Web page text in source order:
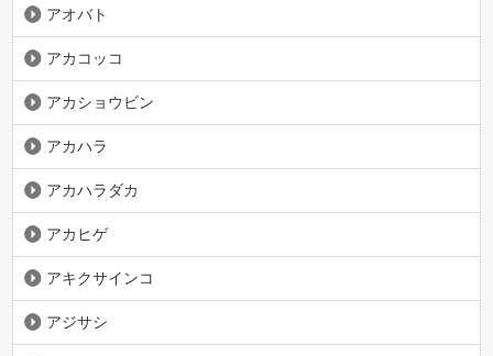
アオバト
アカコッコ
アカショウビン
アカハラ
アカハラダカ
アカヒゲ
アキクサインコ
アジサシ